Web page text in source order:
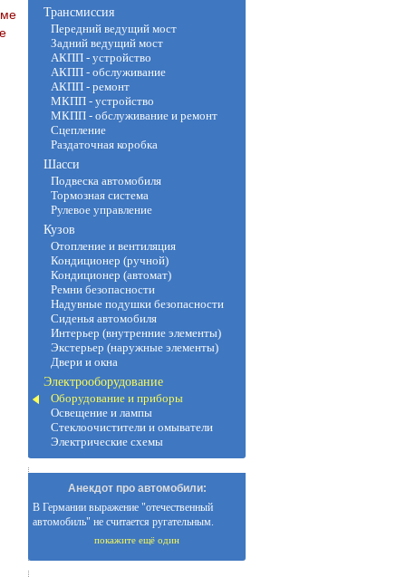
Трансмиссия
Передний ведущий мост
Задний ведущий мост
АКПП - устройство
АКПП - обслуживание
АКПП - ремонт
МКПП - устройство
МКПП - обслуживание и ремонт
Сцепление
Раздаточная коробка
Шасси
Подвеска автомобиля
Тормозная система
Рулевое управление
Кузов
Отопление и вентиляция
Кондиционер (ручной)
Кондиционер (автомат)
Ремни безопасности
Надувные подушки безопасности
Сиденья автомобиля
Интерьер (внутренние элементы)
Экстерьер (наружные элементы)
Двери и окна
Электрооборудование
Оборудование и приборы
Освещение и лампы
Стеклоочистители и омыватели
Электрические схемы
Анекдот про автомобили:
В Германии выражение "отечественный
автомобиль" не считается ругательным.
покажите ещё один